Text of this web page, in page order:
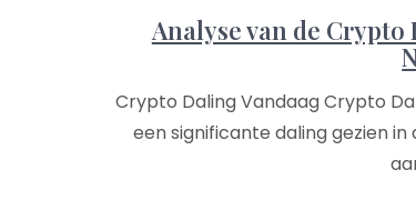
Analyse van de Crypto
Crypto Daling Vandaag Crypto
een significante daling gezien